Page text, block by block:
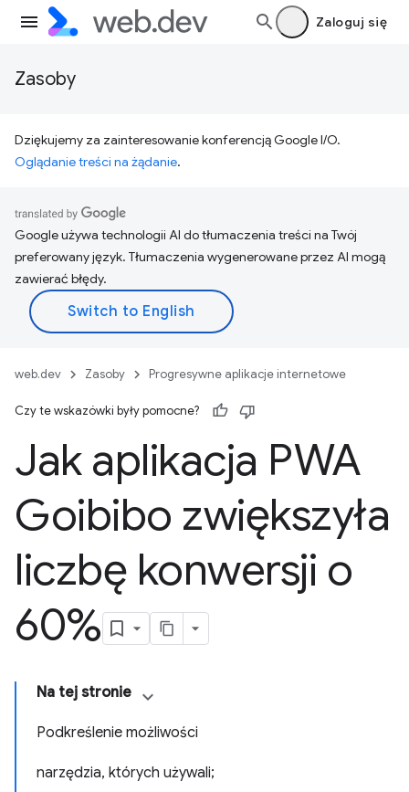
Zaloguj się
Zasoby
Dziękujemy za zainteresowanie konferencją Google I/O.
Oglądanie treści na żądanie.
Google używa technologii AI do tłumaczenia treści na Twój
preferowany język. Tłumaczenia wygenerowane przez AI mogą
zawierać błędy.
web.dev Zasoby Progresywne aplikacje internetowe
Czy te wskazówki były pomocne?
Jak aplikacja PWA
Goibibo zwiększyła
liczbę konwersji o
60%
Na tej stronie
Podkreślenie możliwości
narzędzia, których używali;